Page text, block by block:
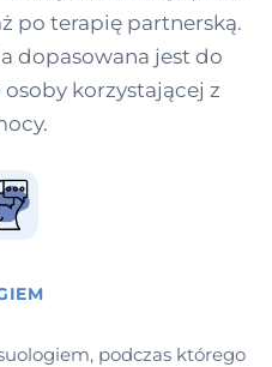
po terapię partnerską.
dopasowana jest do
korzystającej z
podczas którego